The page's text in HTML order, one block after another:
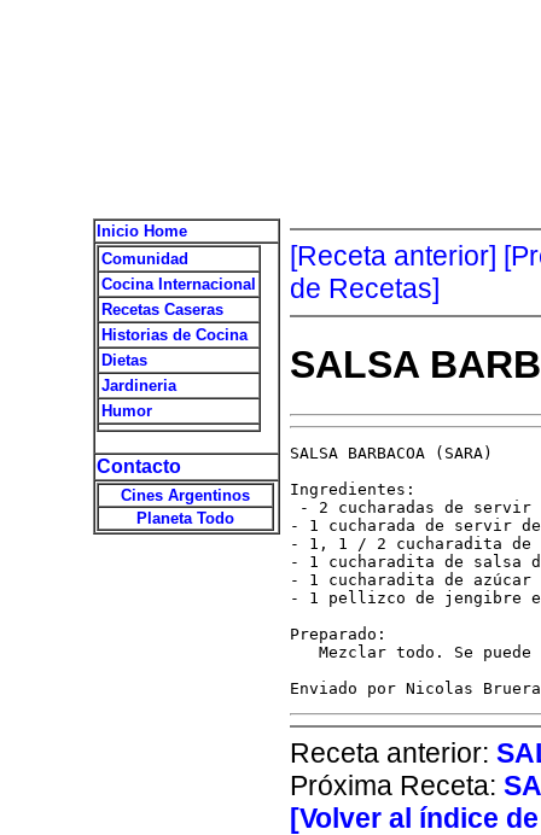
Inicio Home
Comunidad
Cocina Internacional
Recetas Caseras
Historias de Cocina
Dietas
Jardineria
Humor
Contacto
Cines Argentinos
Planeta Todo
[Receta anterior]
de Recetas]
SALSA
SALSA BARBACOA (SARA)
Ingredientes:
- 2 cucharadas de
- 1 cucharada de servir
- 1, 1 / 2 cucharadita de
- 1 cucharadita de salsa
- 1 cucharadita de azúcar
- 1 pellizco de jengibre
Preparado:
Mezclar todo. Se
Receta anterior:
Próxima Receta:
[Volver al índice